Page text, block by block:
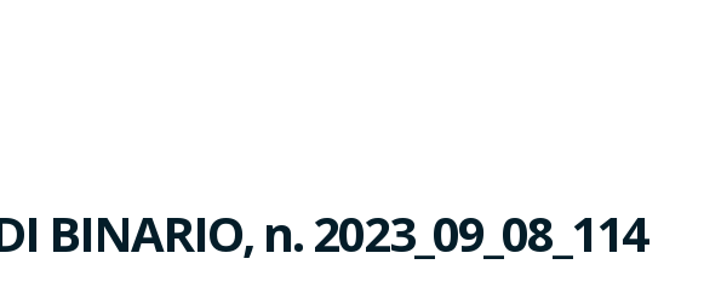
BINARIO, n. 2023_09_08_114